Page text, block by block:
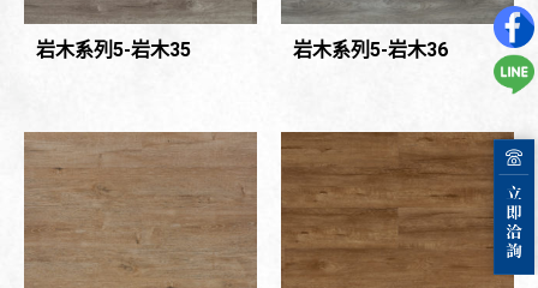
岩木系列5-岩木35 岩木系列5-岩木36